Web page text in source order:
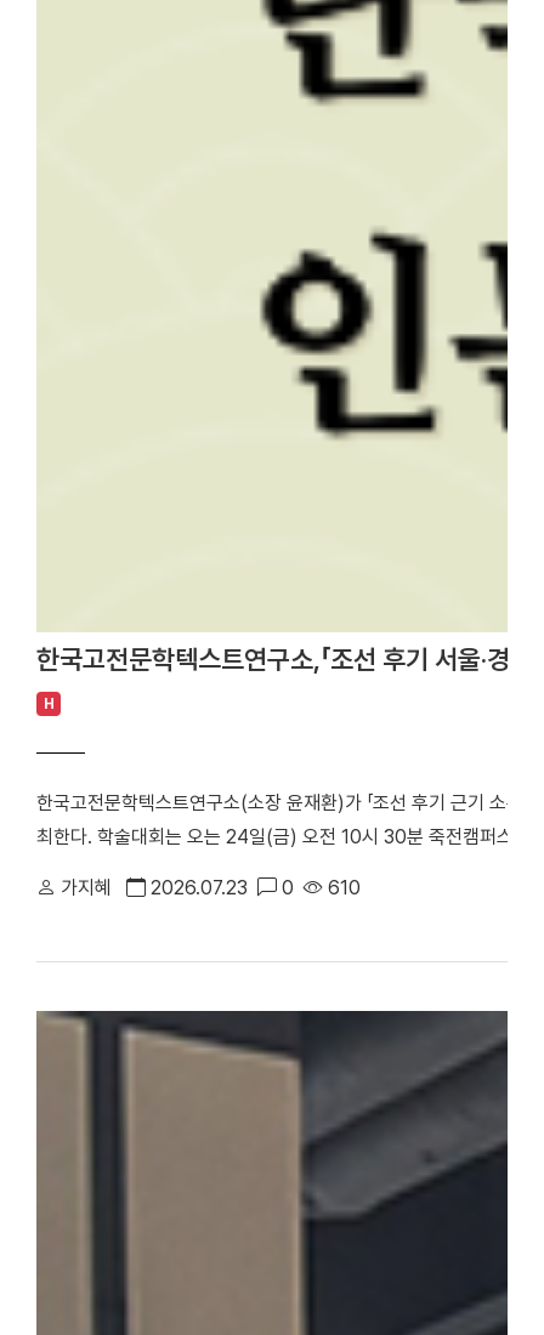
한국고전문학텍스트연구소,「조선 후기 서울·경
H
한국고전문학텍스트연구소(소장 윤재환)가 「조선 후기 근기 소론
최한다. 학술대회는 오는 24일(금) 오전 10시 30분 죽전캠퍼스
론 형성기 문인의 전개와 문학론」을 발표·토론한다. △유진희 연구
반 소론계 관료 문인의 시문학」을 발표·토론한다. 2부 세션에서
문학 이론」으로 시작된다. 이어 △유명석 연구교수(단국대)와 송
시문학」을 발표·토론한다. △박희인 연구교수(단국대)와 김민학
관과 시적 지향」을 발표·토론한다. △채지수 연구교수(단국대)와
이씨 문인들의 문학론과 한시」를 발표·토론한다. △이황진 교수(
론계 문인의 문학론과 한시」를 발표·토론한다. 윤재환 소장은 "
가지혜 2026.07.23 0 610